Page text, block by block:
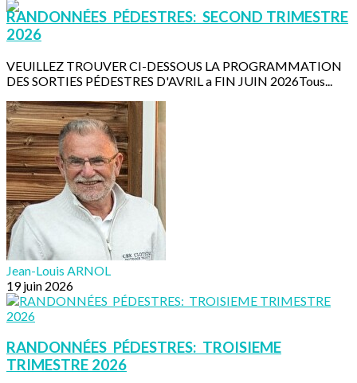
RANDONNÉES PÉDESTRES: SECOND TRIMESTRE
2026
VEUILLEZ TROUVER CI-DESSOUS LA PROGRAMMATION
DES SORTIES PÉDESTRES D'AVRIL a FIN JUIN 2026Tous...
Jean-Louis ARNOL
19 juin 2026
RANDONNÉES PÉDESTRES: TROISIEME
TRIMESTRE 2026